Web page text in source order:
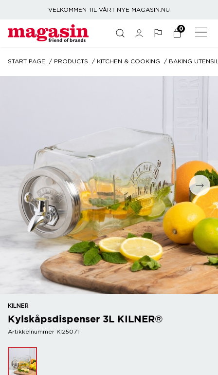
VELKOMMEN TIL VÅRT NYE MAGASIN.NU
0
START PAGE PRODUCTS KITCHEN & COOKING BAKING
KILNER
Kylskåpsdispenser 3L KILNER®
Artikkelnummer KI25071